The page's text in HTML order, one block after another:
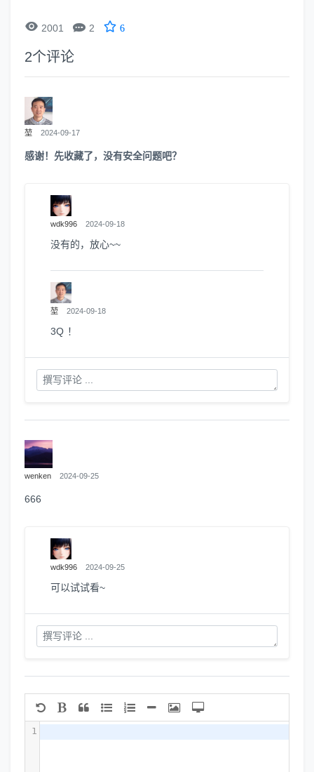
 2001  2 6
2个评论
堃 2024-09-17
感谢！先收藏了，没有安全问题吧？
wdk996 2024-09-18
没有的，放心~~
堃 2024-09-18
3Q ！
wenken 2024-09-25
666
wdk996 2024-09-25
可以试试看~
1